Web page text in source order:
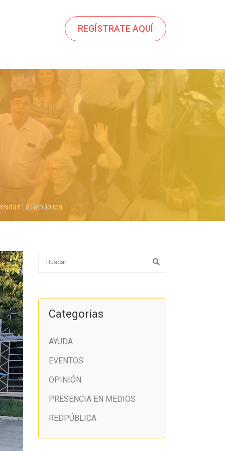
REGÍSTRATE AQUÍ
La República
Categorías
AYUDA
EVENTOS
OPINIÓN
PRESENCIA EN MEDIOS
REDPÚBLICA